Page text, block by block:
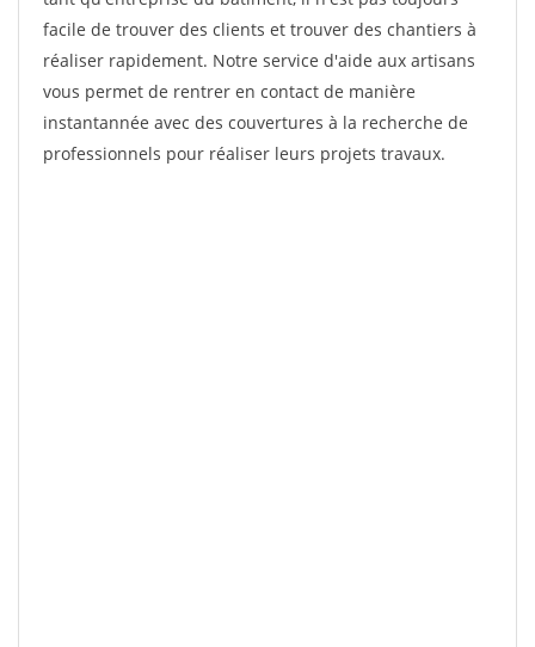
facile de trouver des clients et trouver des chantiers à
réaliser rapidement. Notre service d'aide aux artisans
vous permet de rentrer en contact de manière
instantannée avec des couvertures à la recherche de
professionnels pour réaliser leurs projets travaux.